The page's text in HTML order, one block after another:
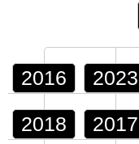
2016 2023
2018 2017